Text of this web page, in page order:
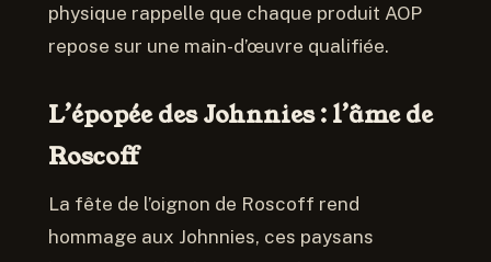
physique rappelle que chaque produit AOP
repose sur une main-d’œuvre qualifiée.
L’épopée des Johnnies : l’âme de
Roscoff
La fête de l’oignon de Roscoff rend
hommage aux Johnnies, ces paysans